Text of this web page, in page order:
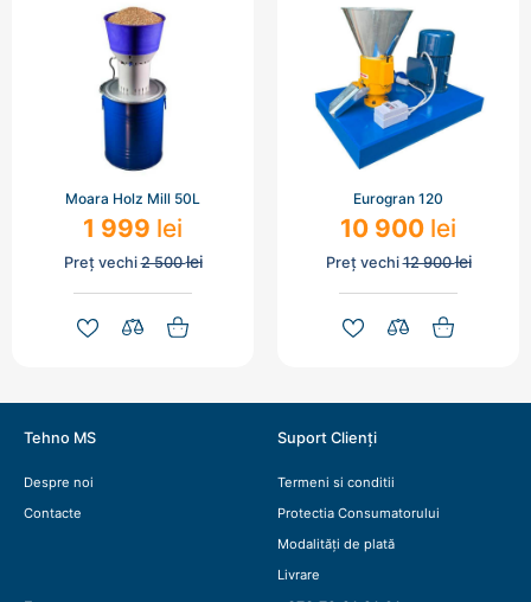
Moara Holz Mill 50L
1 999 lei
Preț vechi2 500lei
Eurogran 120
10 900 lei
Preț vechi12 900lei
Tehno MS
Despre noi
Contacte
Suport Clienți
Termeni si conditii
Protectia Consumatorului
Modalități de plată
Livrare